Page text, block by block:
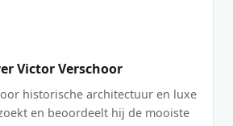
Victor Verschoor
historische architectuur en luxe
en beoordeelt hij de mooiste